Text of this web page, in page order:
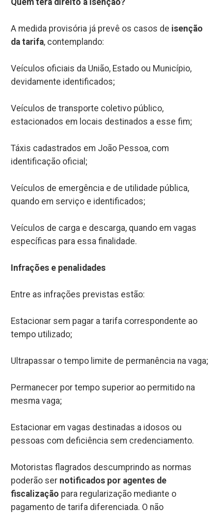
Quem terá direito à isenção?
A medida provisória já prevê os casos de isenção
da tarifa, contemplando:
Veículos oficiais da União, Estado ou Município,
devidamente identificados;
Veículos de transporte coletivo público,
estacionados em locais destinados a esse fim;
Táxis cadastrados em João Pessoa, com
identificação oficial;
Veículos de emergência e de utilidade pública,
quando em serviço e identificados;
Veículos de carga e descarga, quando em vagas
específicas para essa finalidade.
Infrações e penalidades
Entre as infrações previstas estão:
Estacionar sem pagar a tarifa correspondente ao
tempo utilizado;
Ultrapassar o tempo limite de permanência na vaga;
Permanecer por tempo superior ao permitido na
mesma vaga;
Estacionar em vagas destinadas a idosos ou
pessoas com deficiência sem credenciamento.
Motoristas flagrados descumprindo as normas
poderão ser notificados por agentes de
fiscalização para regularização mediante o
pagamento de tarifa diferenciada. O não